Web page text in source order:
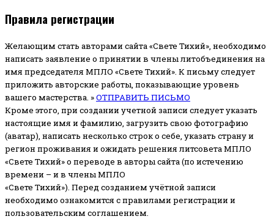
Правила регистрации
Желающим стать авторами сайта «Свете Тихий», необходимо
написать заявление о принятии в члены литобъединения на
имя председателя МПЛО «Свете Тихий». К письму следует
приложить авторские работы, показывающие уровень
вашего мастерства. »ОТПРАВИТЬ ПИСЬМО
Кроме этого, при создании учетной записи следует указать
настоящие имя и фамилию, загрузить свою фотографию
(аватар), написать несколько строк о себе, указать страну и
регион проживания и ожидать решения литсовета МПЛО
«Свете Тихий» о переводе в авторы сайта (по истечению
времени – и в члены МПЛО
«Свете Тихий»). Перед созданием учётной записи
необходимо ознакомится с правилами регистрации и
пользовательским соглашением.